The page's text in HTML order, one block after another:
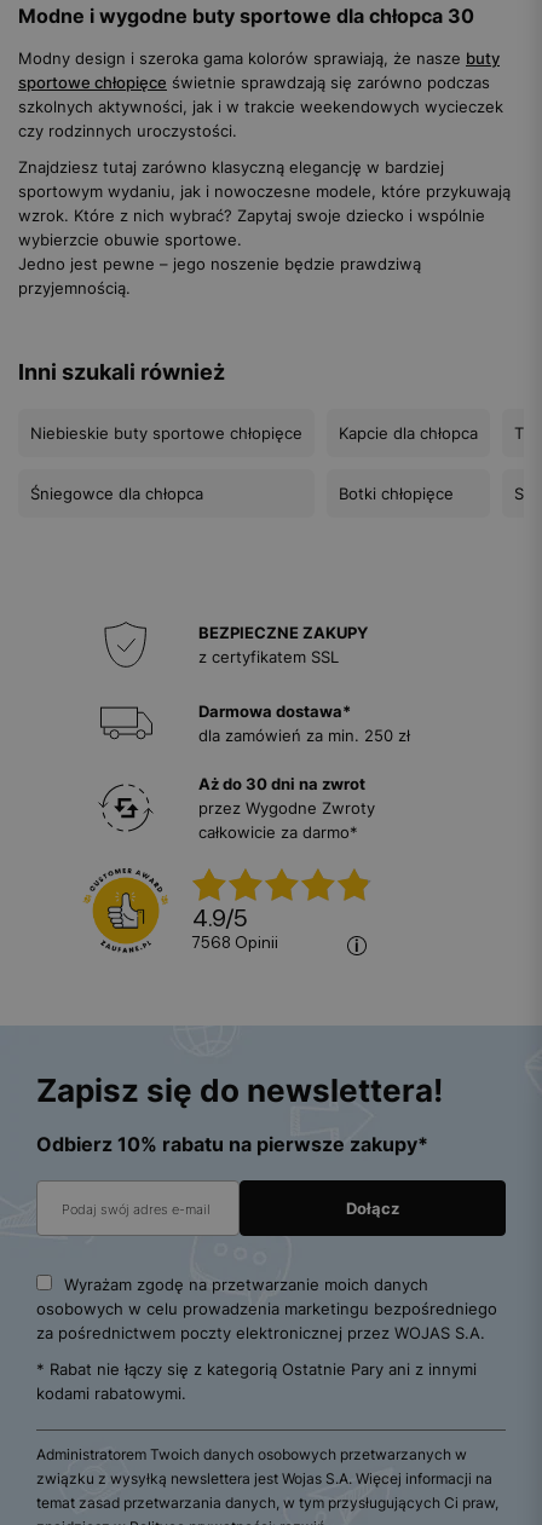
Modne i wygodne buty sportowe dla chłopca 30
Modny design i szeroka gama kolorów sprawiają, że nasze buty
sportowe chłopięce świetnie sprawdzają się zarówno podczas
szkolnych aktywności, jak i w trakcie weekendowych wycieczek
czy rodzinnych uroczystości.
Znajdziesz tutaj zarówno klasyczną elegancję w bardziej
sportowym wydaniu, jak i nowoczesne modele, które przykuwają
wzrok. Które z nich wybrać? Zapytaj swoje dziecko i wspólnie
wybierzcie obuwie sportowe.
Jedno jest pewne – jego noszenie będzie prawdziwą
przyjemnością.
Inni szukali również
Niebieskie buty sportowe chłopięce
Śniegowce dla chłopca
Kapcie dla chłopca
Botki chłopięce
BEZPIECZNE ZAKUPY
z certyfikatem SSL
Darmowa dostawa*
dla zamówień za min. 250 zł
Aż do 30 dni na zwrot
przez Wygodne Zwroty
całkowicie za darmo*
4.9/5
7568 opinii
Zapisz się do newslettera!
Odbierz 10% rabatu na pierwsze zakupy*
Wyrażam zgodę na przetwarzanie moich danych
osobowych w celu prowadzenia marketingu bezpośredniego
za pośrednictwem poczty elektronicznej przez WOJAS S.A.
* Rabat nie łączy się z kategorią Ostatnie Pary ani z innymi
kodami rabatowymi.
Administratorem Twoich danych osobowych przetwarzanych w
związku z wysyłką newslettera jest Wojas S.A. Więcej informacji na
temat zasad przetwarzania danych, w tym przysługujących Ci praw,